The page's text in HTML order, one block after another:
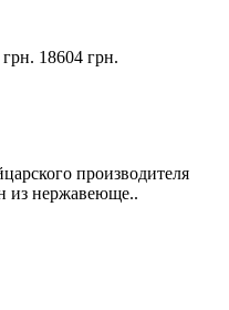
18604 грн.
производителя
из нержавеюще..